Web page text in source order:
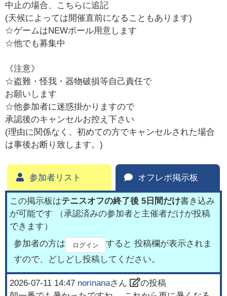
中止の場合、こちらに追記
(天候によっては開催直前になることもあります)
☆ゲームはNEWボール用意します
☆他でも募集中
《注意》
☆盗難・怪我・器物破損等自己責任で
お願いします
☆他参加者に迷惑掛かりますので
承認後のキャンセルお控え下さい
(理由に関係なく、初めての方でキャンセルされた場合
は事後お断り致します。)
参加者リスト オフレポ掲示板
この掲示板はテニスオフの終了後 5日間だけ書き込み
が可能です （承認済みの参加者と主催者だけが投稿
できます）
参加者の方は
ログイン
すると 投稿欄が表示されま
すので、どしどし投稿してください。
2026-07-11 14:47 norinanaさん
の投稿